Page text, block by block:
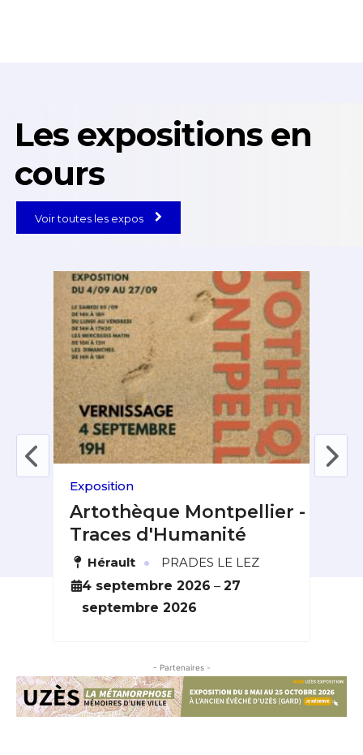
Les expositions en
cours
Voir toutes les expos
Exposition
Artothèque Montpellier -
Traces d'Humanité
Hérault ·
PRADES LE LEZ
4 septembre 2026 –27
septembre 2026
- Partenaires -